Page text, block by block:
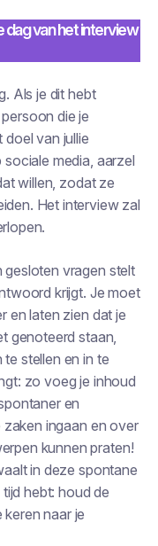
dag van het interview
Als je dit hebt
die je
van jullie
media, aarzel
willen, zodat ze
Het interview zal
vragen stelt
krijgt. Je moet
en laten zien dat je
genoteerd staan,
stellen en in te
zo voeg je inhoud
en
zaken ingaan en over
kunnen praten!
in deze spontane
hebt: houd de
naar je